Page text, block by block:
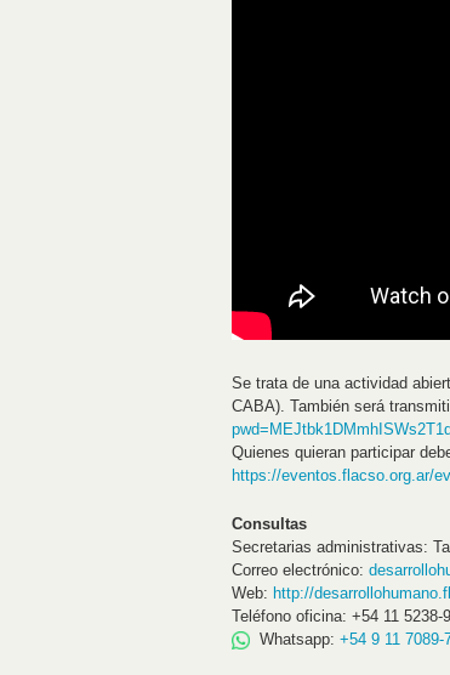
Se trata de una actividad
CABA). También será
Quienes quieran participar
https://eventos.flacso.org.ar/
Consultas
Secretarias administrativas:
Correo electrónico:
Web: http://
Teléfono oficina: +54 11 5238-
Whatsapp: +54 9 11 7089-